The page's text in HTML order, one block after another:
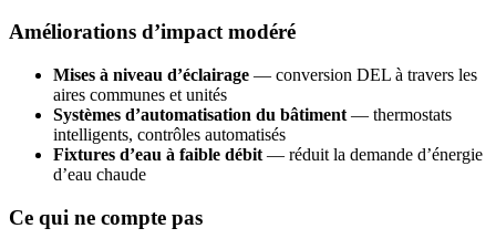
Améliorations d’impact modéré
Mises à niveau d’éclairage — conversion DEL à travers les
aires communes et unités
Systèmes d’automatisation du bâtiment — thermostats
intelligents, contrôles automatisés
Fixtures d’eau à faible débit — réduit la demande d’énergie
d’eau chaude
Ce qui ne compte pas